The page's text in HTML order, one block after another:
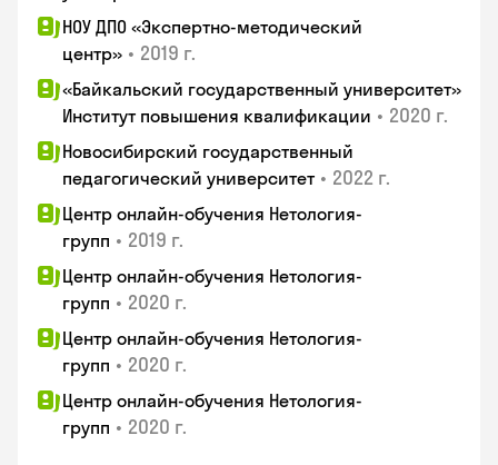
НОУ ДПО «Экспертно-методический
центр» • 2019 г.
«Байкальский государственный университет»
Институт повышения квалификации • 2020 г.
Новосибирский государственный
педагогический университет • 2022 г.
Центр онлайн-обучения Нетология-
групп • 2019 г.
Центр онлайн-обучения Нетология-
групп • 2020 г.
Центр онлайн-обучения Нетология-
групп • 2020 г.
Центр онлайн-обучения Нетология-
групп • 2020 г.